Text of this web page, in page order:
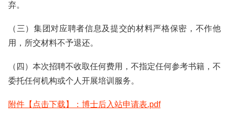
弃。
（三）集团对应聘者信息及提交的材料严格保密，不作他
用，所交材料不予退还。
（四）本次招聘不收取任何费用，不指定任何参考书籍，不
委托任何机构或个人开展培训服务。
附件【点击下载】：博士后入站申请表.pdf